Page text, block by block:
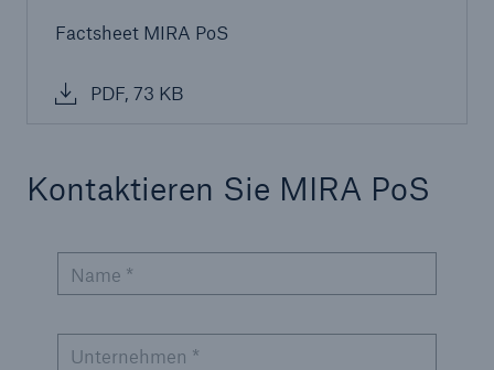
Factsheet MIRA PoS
PDF, 73 KB
Kontaktieren Sie MIRA PoS
Name *
Unternehmen *